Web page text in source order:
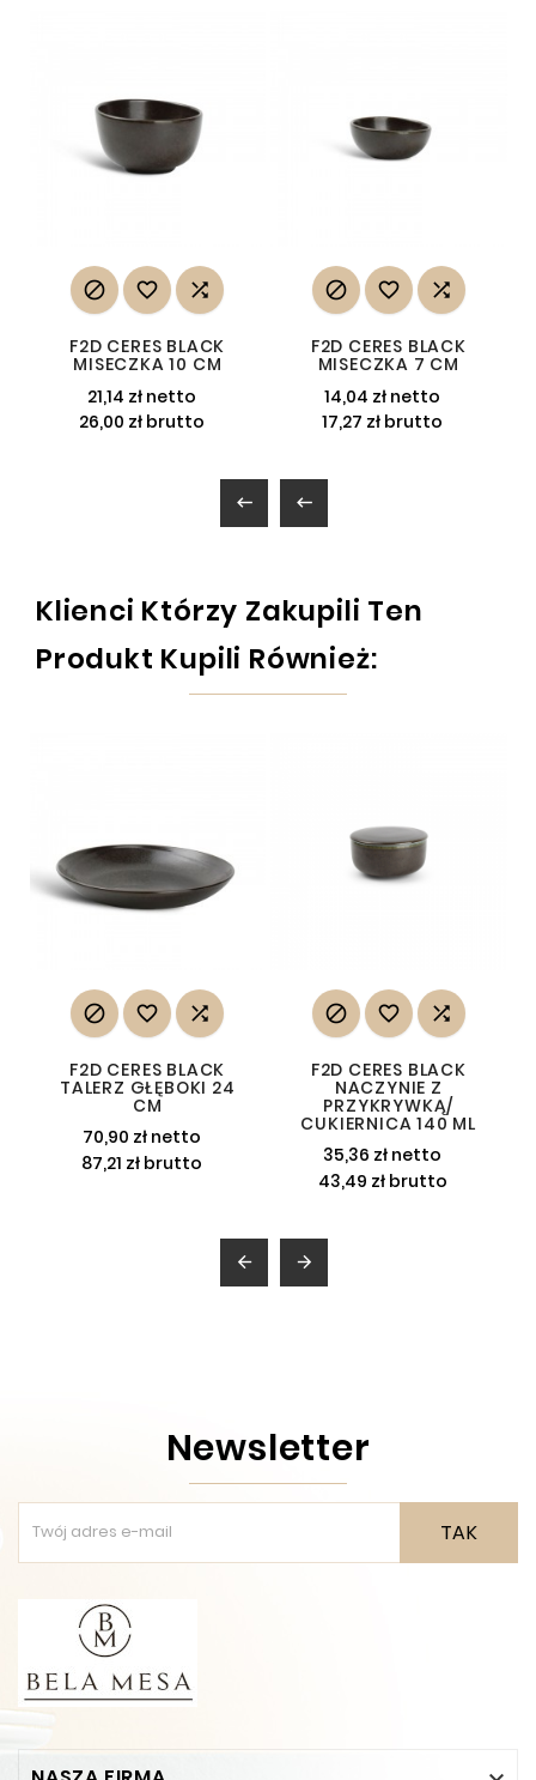
  
F2D CERES BLACK
MISECZKA 10 CM
21,14 zł netto
26,00 zł brutto
  
F2D CERES BLACK
MISECZKA 7 CM
14,04 zł netto
17,27 zł brutto
 
Klienci Którzy Zakupili Ten
Produkt Kupili Również:
  
F2D CERES BLACK
TALERZ GŁĘBOKI 24
CM
70,90 zł netto
87,21 zł brutto
  
F2D CERES BLACK
NACZYNIE Z
PRZYKRYWKĄ/
CUKIERNICA 140 ML
35,36 zł netto
43,49 zł brutto
 
Newsletter
TAK